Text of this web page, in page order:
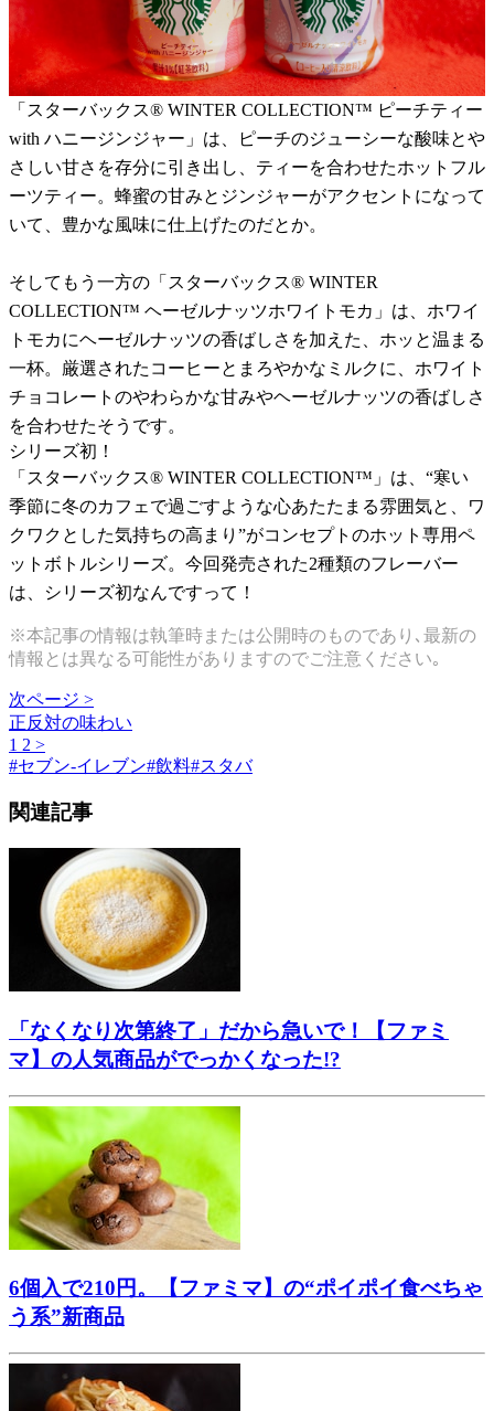
「スターバックス® WINTER COLLECTION™ ピーチティー
with ハニージンジャー」は、ピーチのジューシーな酸味とや
さしい甘さを存分に引き出し、ティーを合わせたホットフル
ーツティー。蜂蜜の甘みとジンジャーがアクセントになって
いて、豊かな風味に仕上げたのだとか。
そしてもう一方の「スターバックス® WINTER
COLLECTION™ ヘーゼルナッツホワイトモカ」は、ホワイ
トモカにヘーゼルナッツの香ばしさを加えた、ホッと温まる
一杯。厳選されたコーヒーとまろやかなミルクに、ホワイト
チョコレートのやわらかな甘みやヘーゼルナッツの香ばしさ
を合わせたそうです。
シリーズ初！
「スターバックス® WINTER COLLECTION™」は、“寒い
季節に冬のカフェで過ごすような心あたたまる雰囲気と、ワ
クワクとした気持ちの高まり”がコンセプトのホット専用ペ
ットボトルシリーズ。今回発売された2種類のフレーバー
は、シリーズ初なんですって！
※本記事の情報は執筆時または公開時のものであり､最新の
情報とは異なる可能性がありますのでご注意ください｡
次ページ >
正反対の味わい
1 2 >
#セブン-イレブン#飲料#スタバ
関連記事
「なくなり次第終了」だから急いで！【ファミ
マ】の人気商品がでっかくなった!?
6個入で210円。【ファミマ】の“ポイポイ食べちゃ
う系”新商品